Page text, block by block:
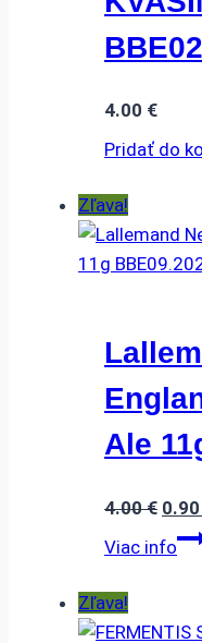
4.00 €
Pridať do
Zľava!
Ale
4.00€
cena
0.90
Viac info
Zľava!